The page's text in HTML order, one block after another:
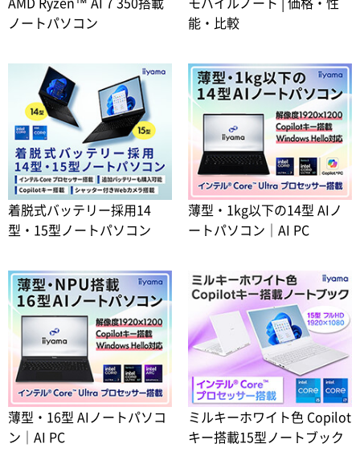
ノートパソコン
能・比較
着脱式バッテリー採用14
型・15型ノートパソコン
薄型・1kg以下の14型 AIノ
ートパソコン｜AI PC
薄型・16型 AIノートパソコ
ン｜AI PC
ミルキーホワイト色 Copilot
キー搭載15型ノートブック